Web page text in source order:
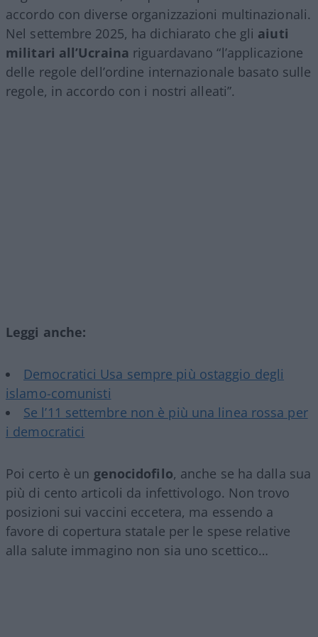
accordo con diverse organizzazioni multinazionali.
Nel settembre 2025, ha dichiarato che gli aiuti
militari all’Ucraina riguardavano “l’applicazione
delle regole dell’ordine internazionale basato sulle
regole, in accordo con i nostri alleati”.
Leggi anche:
Democratici Usa sempre più ostaggio degli
islamo-comunisti
Se l’11 settembre non è più una linea rossa per
i democratici
Poi certo è un genocidofilo, anche se ha dalla sua
più di cento articoli da infettivologo. Non trovo
posizioni sui vaccini eccetera, ma essendo a
favore di copertura statale per le spese relative
alla salute immagino non sia uno scettico…